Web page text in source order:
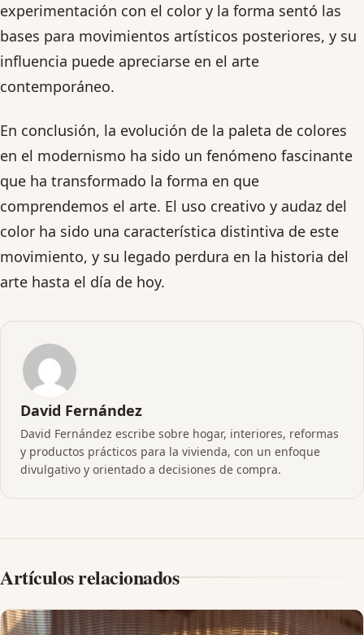
experimentación con el color y la forma sentó las
bases para movimientos artísticos posteriores, y su
influencia puede apreciarse en el arte
contemporáneo.
En conclusión, la evolución de la paleta de colores
en el modernismo ha sido un fenómeno fascinante
que ha transformado la forma en que
comprendemos el arte. El uso creativo y audaz del
color ha sido una característica distintiva de este
movimiento, y su legado perdura en la historia del
arte hasta el día de hoy.
David Fernández
David Fernández escribe sobre hogar, interiores, reformas
y productos prácticos para la vivienda, con un enfoque
divulgativo y orientado a decisiones de compra.
Artículos relacionados